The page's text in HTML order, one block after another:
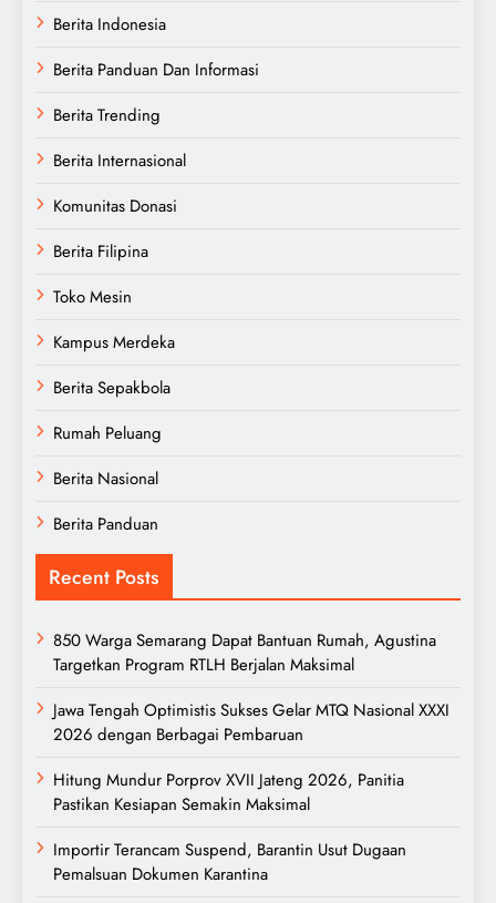
Berita Indonesia
Berita Panduan Dan Informasi
Berita Trending
Berita Internasional
Komunitas Donasi
Berita Filipina
Toko Mesin
Kampus Merdeka
Berita Sepakbola
Rumah Peluang
Berita Nasional
Berita Panduan
Recent Posts
850 Warga Semarang Dapat Bantuan Rumah, Agustina
Targetkan Program RTLH Berjalan Maksimal
Jawa Tengah Optimistis Sukses Gelar MTQ Nasional XXXI
2026 dengan Berbagai Pembaruan
Hitung Mundur Porprov XVII Jateng 2026, Panitia
Pastikan Kesiapan Semakin Maksimal
Importir Terancam Suspend, Barantin Usut Dugaan
Pemalsuan Dokumen Karantina